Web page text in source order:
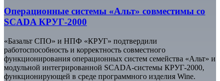
Операционные системы «Альт» совместимы со
SCADA КРУГ-2000
«Базальт СПО» и НПФ «КРУГ» подтвердили
работоспособность и корректность совместного
функционирования операционных систем семейства «Альт» и
модульной интегрированной SCADA-системы КРУГ-2000,
функционирующей в среде программного изделия Wine.